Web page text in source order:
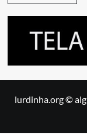
lurdinha.org ©